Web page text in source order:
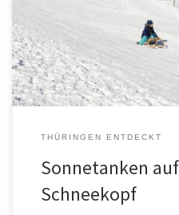
THÜRINGEN ENTDECKT
Sonnetanken
Schneekopf